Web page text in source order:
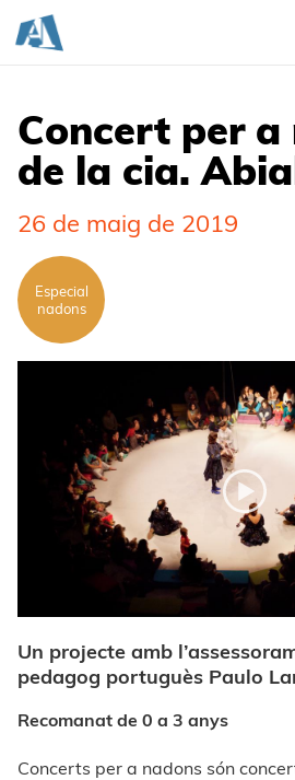
Concert per a
de la cia.
26 de maig de 2019
Especial
nadons
Un projecte amb
pedagog portuguès Paulo
Recomanat de 0 a 3 anys
Concerts per a nadons són